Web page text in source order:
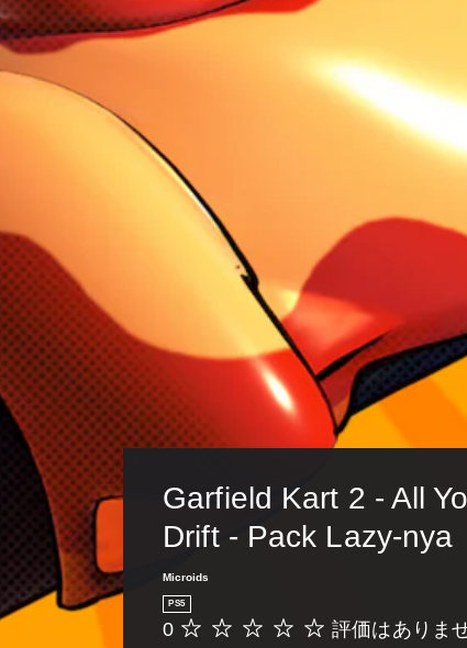
Garfield Kart 2 - All
Drift - Pack Lazy-nya
Microids
PS5
評
0 評価はありま